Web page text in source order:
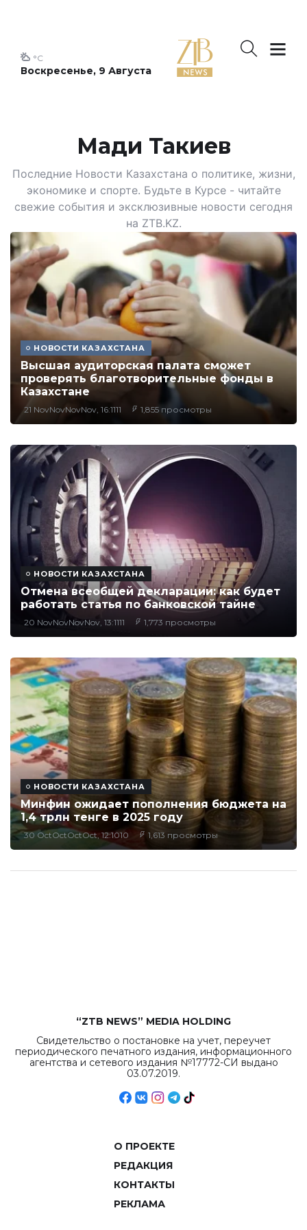
Воскресенье, 9 Августа
°C
Мади Такиев
Последние Новости Казахстана о политике, жизни,
экономике и спорте. Будьте в Курсе - читайте
свежие события и эксклюзивные новости сегодня
на ZTB.KZ.
НОВОСТИ КАЗАХСТАНА
Высшая аудиторская палата сможет
проверять благотворительные фонды в
Казахстане
21 NovNovNovNov, 16:1111 1,855 просмотры
НОВОСТИ КАЗАХСТАНА
Отмена всеобщей декларации: как будет
работать статья по банковской тайне
20 NovNovNovNov, 13:1111 1,773 просмотры
НОВОСТИ КАЗАХСТАНА
Минфин ожидает пополнения бюджета на
1,4 трлн тенге в 2025 году
30 OctOctOctOct, 12:1010 1,613 просмотры
“ZTB NEWS” MEDIA HOLDING
Свидетельство о постановке на учет, переучет
периодического печатного издания, информационного
агентства и сетевого издания №17772-СИ выдано
03.07.2019.
О ПРОЕКТЕ
РЕДАКЦИЯ
КОНТАКТЫ
РЕКЛАМА